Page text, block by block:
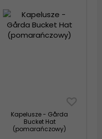
Kapelusze - Gårda
Bucket Hat
(pomarańczowy)